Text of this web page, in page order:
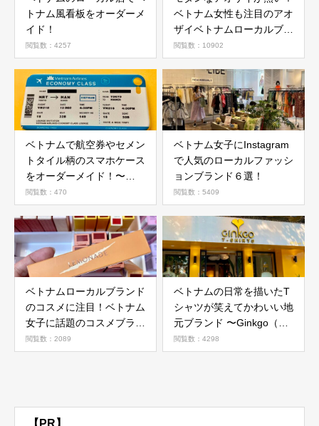
トナム風看板をオーダーメ
イド！
閲覧数：4257
ベトナム女性も注目のアオ
ザイベトナムローカルブラ
ンド５選！
閲覧数：10902
ベトナムで航空券やセメン
トタイル柄のスマホケース
をオーダーメイド！〜
Mono Concept（モノコン
セプト）
閲覧数：470
ベトナム女子にInstagram
で人気のローカルファッシ
ョンブランド６選！
閲覧数：5409
ベトナムローカルブランド
のコスメに注目！ベトナム
女子に話題のコスメブラン
ド４選
閲覧数：2089
ベトナムの日常を描いたT
シャツが笑えてかわいい地
元ブランド 〜Ginkgo（ギ
ンコ）
閲覧数：4298